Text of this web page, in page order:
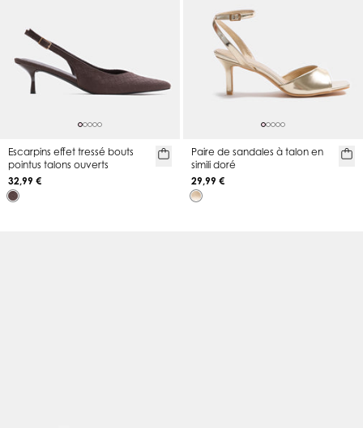
Escarpins effet tressé bouts
pointus talons ouverts
32,99 €
Paire de sandales à talon en
simili doré
29,99 €